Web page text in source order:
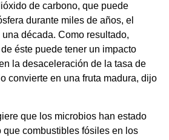
de carbono, que puede
durante miles de años, el
década. Como resultado,
éste puede tener un impacto
la desaceleración de la tasa de
convierte en una fruta madura, dijo
que los microbios han estado
que combustibles fósiles en los